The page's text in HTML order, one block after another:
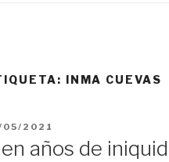
INMA CUEVAS
05/2021
años de